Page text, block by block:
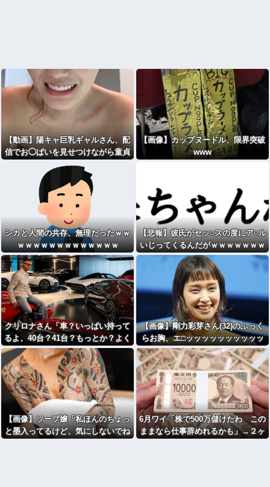
【動画】陽キャ巨乳ギャルさん、配
信でお◯ぱいを見せつけながら童貞
を煽ってしまうｗｗｗwｗｗｗｗｗ
【画像】カップヌードル、限界突破
www
シカと人間の共存、無理だったｗｗ
ｗｗｗｗｗｗｗｗｗｗｗｗｗ
【悲報】彼氏がセッ○スの度にア○ル
いじってくるんだがｗｗｗｗｗｗｗ
ｗwwww
クリロナさん「車？いっぱい持って
るよ、40台？41台？もっとか？よく
わかんないけど全然乗ってない」
【画像】剛力彩芽さん(32)のふっく
らお胸、エ□ッッッッッッッッッッ
ッッッッッ！
【画像】ソープ嬢「私ほんのちょっ
と墨入ってるけど、気にしないでね
6月ワイ「株で500万儲けたわ この
ままなら仕事辞めれるかも」→２ヶ